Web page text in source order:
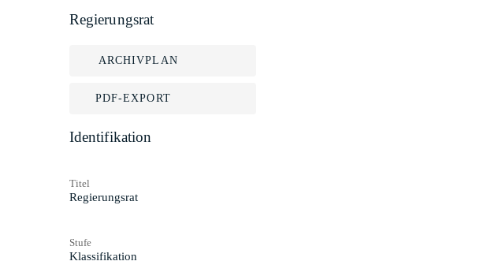
Regierungsrat
ARCHIVPLAN
PDF-EXPORT
Identifikation
Titel
Regierungsrat
Stufe
Klassifikation